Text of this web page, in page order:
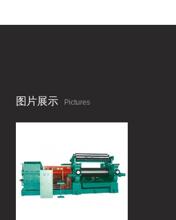
图片展示 Pictures